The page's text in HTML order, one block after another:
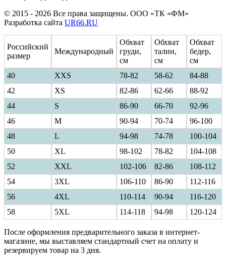
© 2015 - 2026 Все права защищены. ООО «ТК «ФМ»
Разработка сайта UR66.RU
Российский
размер
Международный
Обхват
груди,
см
Обхват
талии,
см
Обхват
бедер,
см
40
ХXS 78-82 58-62
84-88
42
XS 82-86 62-66
88-92
44
S 86-90 66-70
92-96
46
M 90-94 70-74
96-100
48
L 94-98 74-78
100-104
50
XL 98-102 78-82
104-108
52
XXL 102-106 82-86
108-112
54
3XL 106-110 86-90
112-116
56
4XL 110-114 90-94
116-120
58
5XL 114-118 94-98 120-124
После оформления предварительного заказа в интернет-
магазине, мы выставляем стандартный счет на оплату и
резервируем товар на 3 дня.